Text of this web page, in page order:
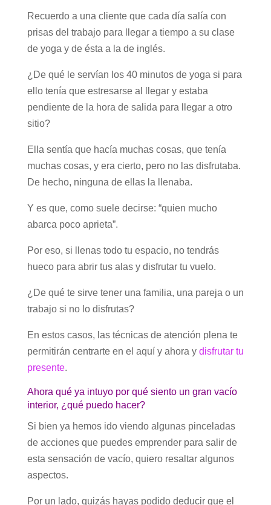
Recuerdo a una cliente que cada día salía con
prisas del trabajo para llegar a tiempo a su clase
de yoga y de ésta a la de inglés.
¿De qué le servían los 40 minutos de yoga si para
ello tenía que estresarse al llegar y estaba
pendiente de la hora de salida para llegar a otro
sitio?
Ella sentía que hacía muchas cosas, que tenía
muchas cosas, y era cierto, pero no las disfrutaba.
De hecho, ninguna de ellas la llenaba.
Y es que, como suele decirse: “quien mucho
abarca poco aprieta”.
Por eso, si llenas todo tu espacio, no tendrás
hueco para abrir tus alas y disfrutar tu vuelo.
¿De qué te sirve tener una familia, una pareja o un
trabajo si no lo disfrutas?
En estos casos, las técnicas de atención plena te
permitirán centrarte en el aquí y ahora y disfrutar tu
presente.
Ahora qué ya intuyo por qué siento un gran vacío
interior, ¿qué puedo hacer?
Si bien ya hemos ido viendo algunas pinceladas
de acciones que puedes emprender para salir de
esta sensación de vacío, quiero resaltar algunos
aspectos.
Por un lado, quizás hayas podido deducir que el